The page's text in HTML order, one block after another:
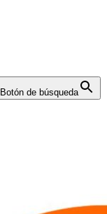
Botón de búsqueda